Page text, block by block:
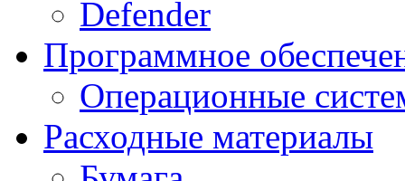
Defender
Программное
Операционные
Расходные материалы